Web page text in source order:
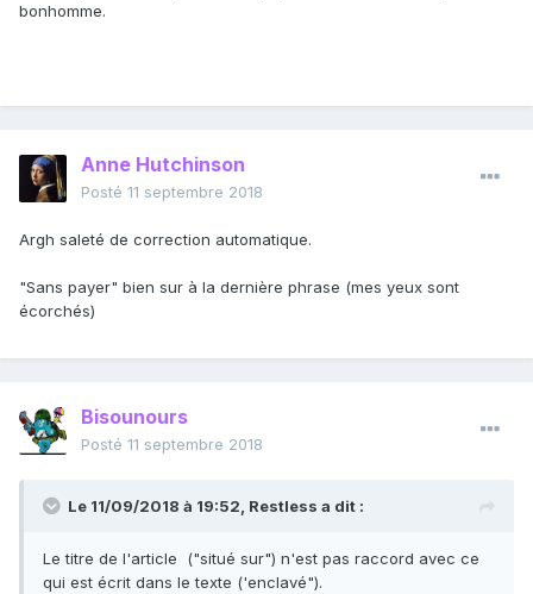
bonhomme.
Anne Hutchinson
Posté 11 septembre 2018
Argh saleté de correction automatique.
"Sans payer" bien sur à la dernière phrase (mes yeux sont
écorchés)
Bisounours
Posté 11 septembre 2018
Le 11/09/2018 à 19:52, Restless a dit :
Le titre de l'article ("situé sur") n'est pas raccord avec ce
qui est écrit dans le texte ('enclavé").